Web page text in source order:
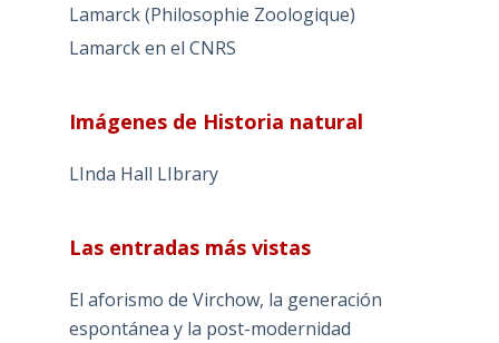
Lamarck (Philosophie Zoologique)
Lamarck en el CNRS
Imágenes de Historia natural
LInda Hall LIbrary
Las entradas más vistas
El aforismo de Virchow, la generación
espontánea y la post-modernidad